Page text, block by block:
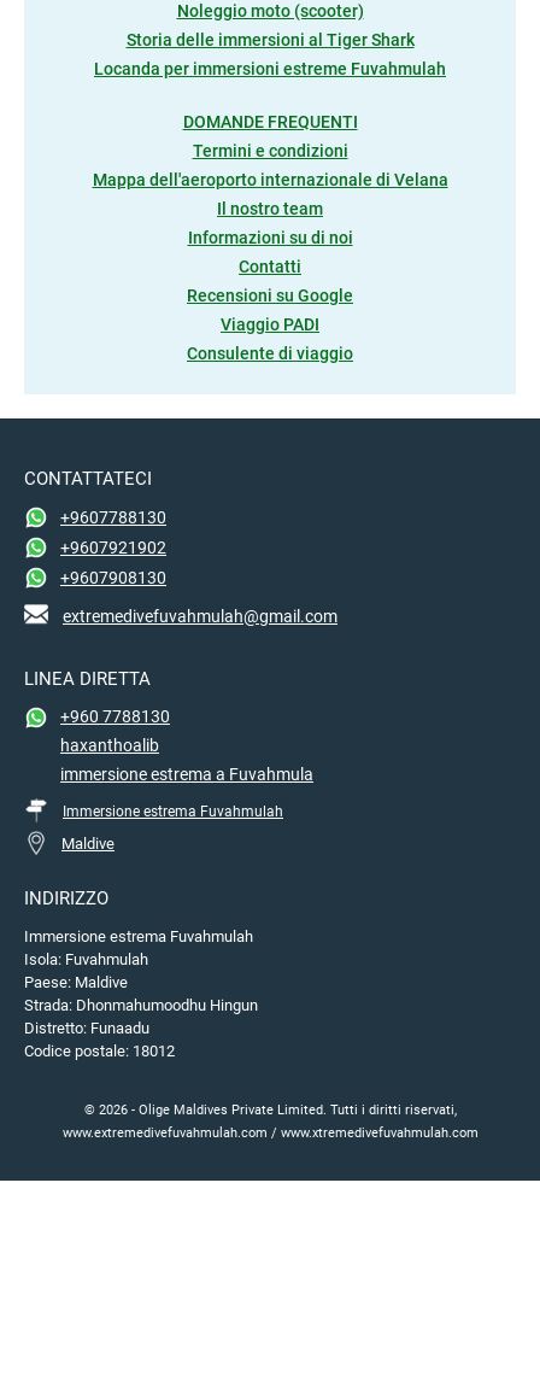
Noleggio moto (scooter)
Storia delle immersioni al Tiger Shark
Locanda per immersioni estreme Fuvahmulah
DOMANDE FREQUENTI
Termini e condizioni
Mappa dell'aeroporto internazionale di Velana
Il nostro team
Informazioni su di noi
Contatti
Recensioni su Google
Viaggio PADI
Consulente di viaggio
CONTATTATECI
+9607788130
+9607921902
+9607908130
extremedivefuvahmulah@gmail.com
LINEA DIRETTA
+960 7788130
haxanthoalib
immersione estrema a Fuvahmula
Immersione estrema Fuvahmulah
Maldive
INDIRIZZO
Immersione estrema Fuvahmulah
Isola: Fuvahmulah
Paese: Maldive
Strada: Dhonmahumoodhu Hingun
Distretto: Funaadu
Codice postale: 18012
© 2026 - Olige Maldives Private Limited. Tutti i diritti riservati,
www.extremedivefuvahmulah.com / www.xtremedivefuvahmulah.com